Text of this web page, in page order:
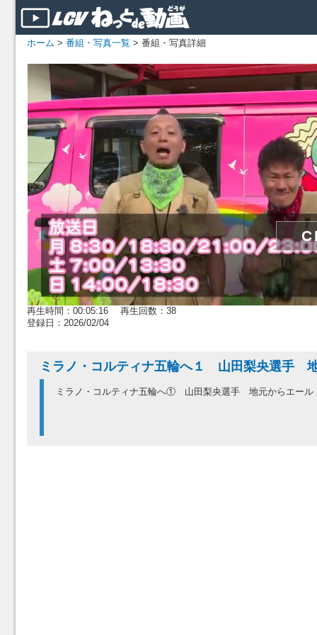
ホーム > 番組・写真一覧 > 番組・写真詳細
再生時間：00:05:16 再生回数：38
登録日：2026/02/04
ミラノ・コルティナ五輪へ１ 山田梨央選手
ミラノ・コルティナ五輪へ① 山田梨央選手 地元からエー